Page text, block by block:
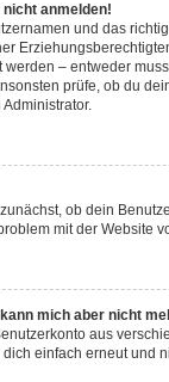
anmelden!
und das
– entweder
prüfe, ob du
ob dein
mit der Website
mich aber nicht
aus
einfach erneut und